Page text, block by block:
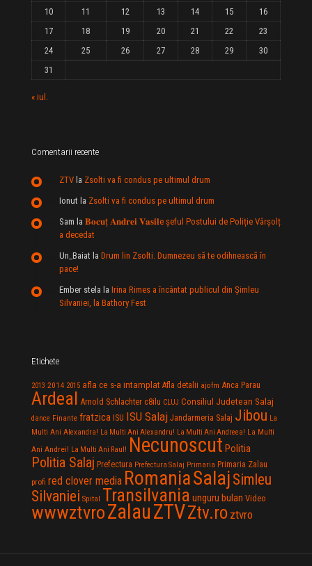
10
11 12 13 14 15
16
17
18 19 20 21 22
23
24
25 26 27 28 29
30
31
« iul.
Comentarii recente
ZTV la Zsolti va fi condus pe ultimul drum
Ionut la Zsolti va fi condus pe ultimul drum
Sam la 𝐁𝐨𝐜𝐮ț 𝐀𝐧𝐝𝐫𝐞𝐢 𝐕𝐚𝐬𝐢𝐥e şeful Postului de Poliție Vârșolț
a decedat
Un_Baiat la Drum lin Zsolti. Dumnezeu sã te odihneascã în
pace!
Ember stela la Irina Rimes a încântat publicul din Şimleu
Silvaniei, la Bathory Fest
Etichete
2013 2014 2015 afla ce s-a intamplat Afla detalii ajofm Anca Parau
Ardeal Arnold Schlachter c8ilu CLUJ Consiliul Judetean Salaj
dance Finante fratzica ISU ISU Salaj Jandarmeria Salaj Jibou La
Multi Ani Alexandra! La Multi Ani Alexandru! La Multi Ani Andreea! La Multi
Ani Andrei! La Multi Ani Raul! Necunoscut Politia
Politia Salaj Prefectura Prefectura Salaj Primaria Primaria Zalau
profi red clover media RomaniaSalaj Simleu
Silvaniei Spital Transilvania unguru bulan Video
wwwztvroZalauZTVZtv.ro ztvro